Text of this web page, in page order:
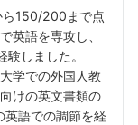
150/200まで点
英語を専攻し、
しました。
学での外国人教
けの英文書類の
語での調節を経